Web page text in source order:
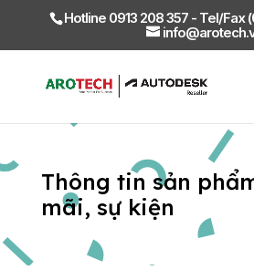
Hotline 0913 208 357 - Tel/Fax
Thông tin sản
mãi, sự kiện